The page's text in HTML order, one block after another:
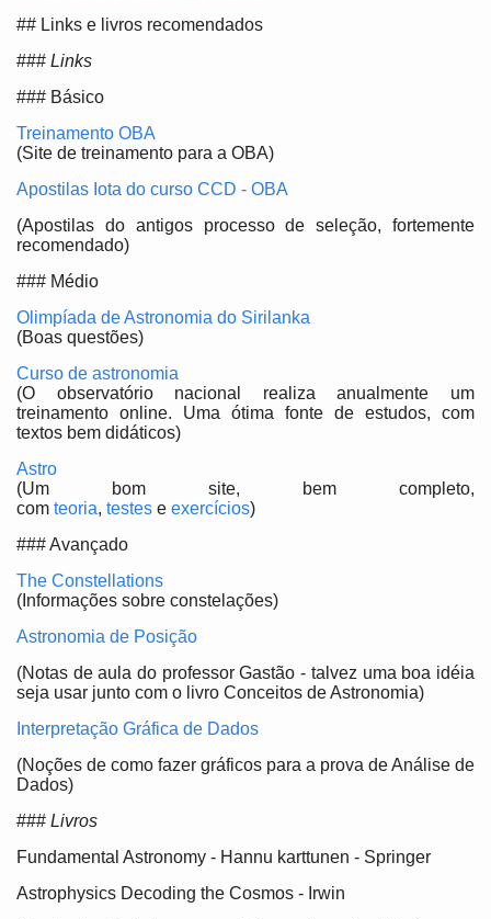
## Links e livros recomendados
### Links
### Básico
Treinamento OBA
(Site de treinamento para a OBA)
Apostilas Iota do curso CCD - OBA
(Apostilas do antigos processo de seleção, fortemente
recomendado)
### Médio
Olimpíada de Astronomia do Sirilanka
(Boas questões)
Curso de astronomia
(O observatório nacional realiza anualmente um
treinamento online. Uma ótima fonte de estudos, com
textos bem didáticos)
Astro
(Um bom site, bem completo,
com teoria, testes e exercícios)
### Avançado
The Constellations
(Informações sobre constelações)
Astronomia de Posição
(Notas de aula do professor Gastão - talvez uma boa idéia
seja usar junto com o livro Conceitos de Astronomia)
Interpretação Gráfica de Dados
(Noções de como fazer gráficos para a prova de Análise de
Dados)
### Livros
Fundamental Astronomy - Hannu karttunen - Springer
Astrophysics Decoding the Cosmos - Irwin